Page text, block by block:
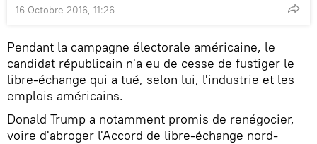
16 Octobre 2016, 11:26
Pendant la campagne électorale américaine, le
candidat républicain n'a eu de cesse de fustiger le
libre-échange qui a tué, selon lui, l'industrie et les
emplois américains.
Donald Trump a notamment promis de renégocier,
voire d'abroger l'Accord de libre-échange nord-